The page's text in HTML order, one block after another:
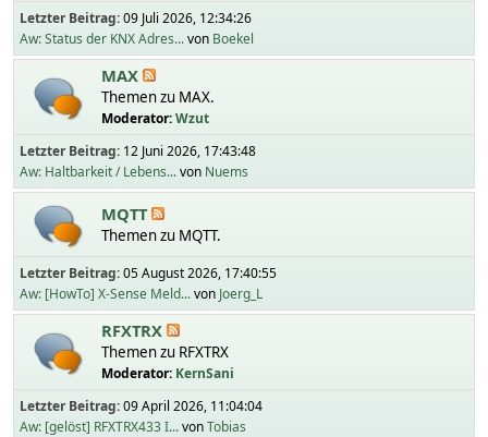
Letzter Beitrag:09 Juli 2026, 12:34:26
Aw: Status der KNX Adres...von Boekel
MAX
Themen zu MAX.
Moderator:Wzut
Letzter Beitrag: 12 Juni 2026, 17:43:48
Aw: Haltbarkeit / Lebens...von Nuems
MQTT
Themen zu MQTT.
Letzter Beitrag:05 August 2026, 17:40:55
Aw: [HowTo] X-Sense Meld...von Joerg_L
RFXTRX
Themen zu RFXTRX
Moderator: KernSani
Letzter Beitrag:09 April 2026, 11:04:04
Aw: [gelöst] RFXTRX433 I...vonTobias